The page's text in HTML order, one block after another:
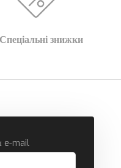
Спеціальні знижки
e-mail